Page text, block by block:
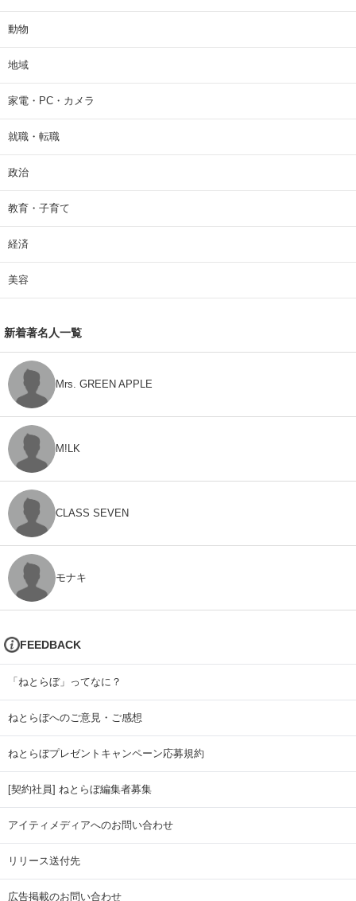
動物
地域
家電・PC・カメラ
就職・転職
政治
教育・子育て
経済
美容
新着著名人一覧
Mrs. GREEN APPLE
M!LK
CLASS SEVEN
モナキ
FEEDBACK
「ねとらぼ」ってなに？
ねとらぼへのご意見・ご感想
ねとらぼプレゼントキャンペーン応募規約
[契約社員] ねとらぼ編集者募集
アイティメディアへのお問い合わせ
リリース送付先
広告掲載のお問い合わせ